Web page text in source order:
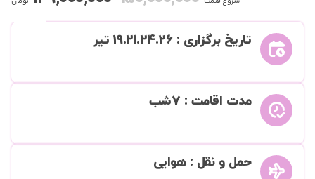
تاریخ برگزاری : 19.21.24.26 تیر
مدت اقامت : 7شب
حمل و نقل : هوایی